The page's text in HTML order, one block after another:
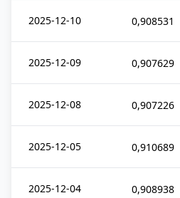
2025-12-10 0,908531
2025-12-09 0,907629
2025-12-08 0,907226
2025-12-05 0,910689
2025-12-04 0,908938